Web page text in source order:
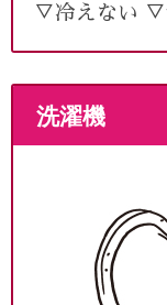
▽冷えない ▽
洗濯機